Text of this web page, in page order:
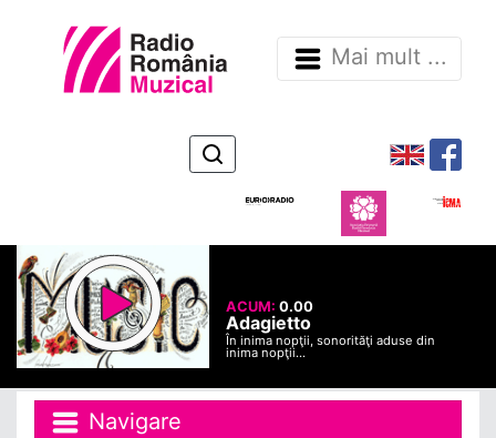
Mai mult ...
ACUM:0.00
Adagietto
În inima nopţii, sonorităţi aduse din
inima nopţii...
Navigare